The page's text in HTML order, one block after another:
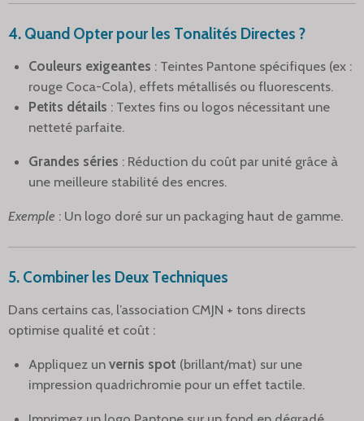
4. Quand Opter pour les Tonalités Directes ?
Couleurs exigeantes : Teintes Pantone spécifiques (ex :
rouge Coca-Cola), effets métallisés ou fluorescents.
Petits détails : Textes fins ou logos nécessitant une
netteté parfaite.
Grandes séries : Réduction du coût par unité grâce à
une meilleure stabilité des encres.
Exemple : Un logo doré sur un packaging haut de gamme.
5. Combiner les Deux Techniques
Dans certains cas, l’association CMJN + tons directs
optimise qualité et coût :
Appliquez un vernis spot (brillant/mat) sur une
impression quadrichromie pour un effet tactile.